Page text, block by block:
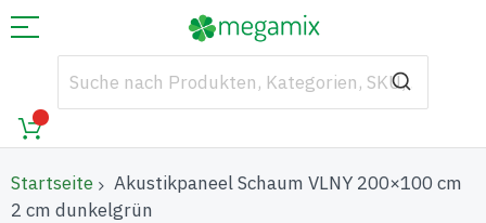
Startseite
Akustikpaneel Schaum VLNY 200×100 cm
2 cm dunkelgrün